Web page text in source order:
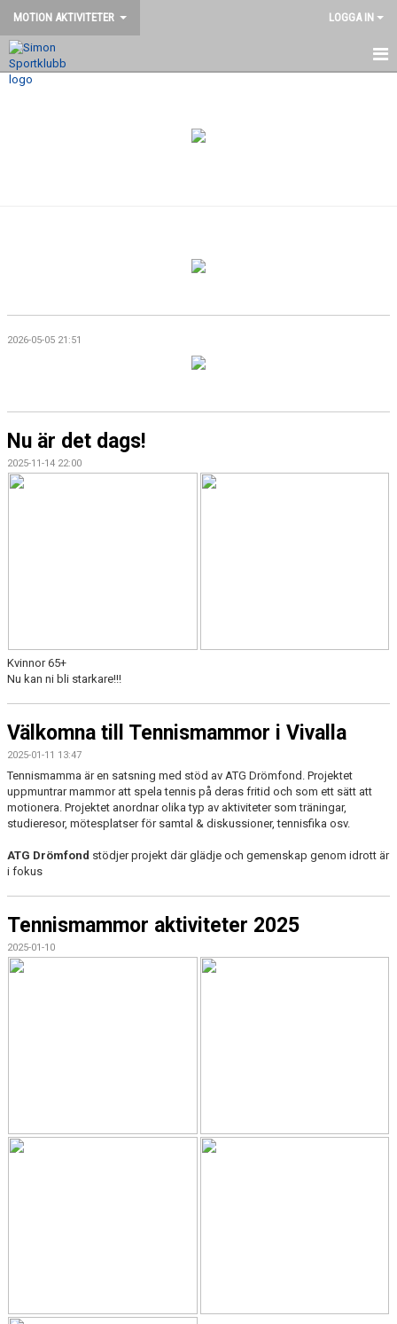
MOTION AKTIVITETER LOGGA IN
VÄLKOMMEN
MOTION FÖR ÄLDRE
2026-05-05 21:51
Nu är det dags!
2025-11-14 22:00
Kvinnor 65+
Nu kan ni bli starkare!!!
Välkomna till Tennismammor i Vivalla
2025-01-11 13:47
Tennismamma är en satsning med stöd av ATG Drömfond. Projektet
uppmuntrar mammor att spela tennis på deras fritid och som ett sätt att
motionera. Projektet anordnar olika typ av aktiviteter som träningar,
studieresor, mötesplatser för samtal & diskussioner, tennisfika osv.
ATG Drömfond stödjer projekt där glädje och gemenskap genom idrott är
i fokus
Tennismammor aktiviteter 2025
2025-01-10